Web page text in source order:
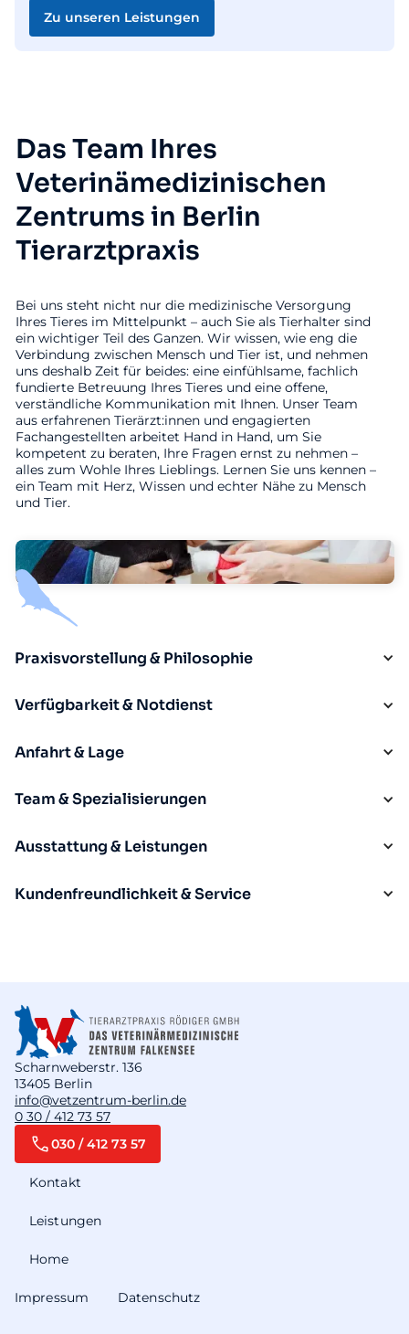
Zu unseren Leistungen
Das Team Ihres
Veterinämedizinischen
Zentrums in Berlin
Tierarztpraxis
Bei uns steht nicht nur die medizinische Versorgung
Ihres Tieres im Mittelpunkt – auch Sie als Tierhalter sind
ein wichtiger Teil des Ganzen. Wir wissen, wie eng die
Verbindung zwischen Mensch und Tier ist, und nehmen
uns deshalb Zeit für beides: eine einfühlsame, fachlich
fundierte Betreuung Ihres Tieres und eine offene,
verständliche Kommunikation mit Ihnen. Unser Team
aus erfahrenen Tierärzt:innen und engagierten
Fachangestellten arbeitet Hand in Hand, um Sie
kompetent zu beraten, Ihre Fragen ernst zu nehmen –
alles zum Wohle Ihres Lieblings. Lernen Sie uns kennen –
ein Team mit Herz, Wissen und echter Nähe zu Mensch
und Tier.
Praxisvorstellung & Philosophie
Verfügbarkeit & Notdienst
Anfahrt & Lage
Team & Spezialisierungen
Ausstattung & Leistungen
Kundenfreundlichkeit & Service
Scharnweberstr. 136
13405 Berlin
info@vetzentrum-berlin.de
0 30 / 412 73 57
Home
Leistungen
Kontakt
030 / 412 73 57
Impressum Datenschutz